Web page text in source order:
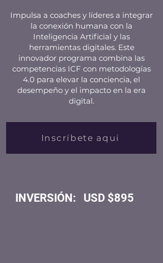
Impulsa a coaches y líderes a integrar
la conexión humana con la
Inteligencia Artificial y las
herramientas digitales. Este
innovador programa combina las
competencias ICF con metodologías
4.0 para elevar la conciencia, el
desempeño y el impacto en la era
digital.
Inscríbete aqui
INVERSIÓN: USD $895